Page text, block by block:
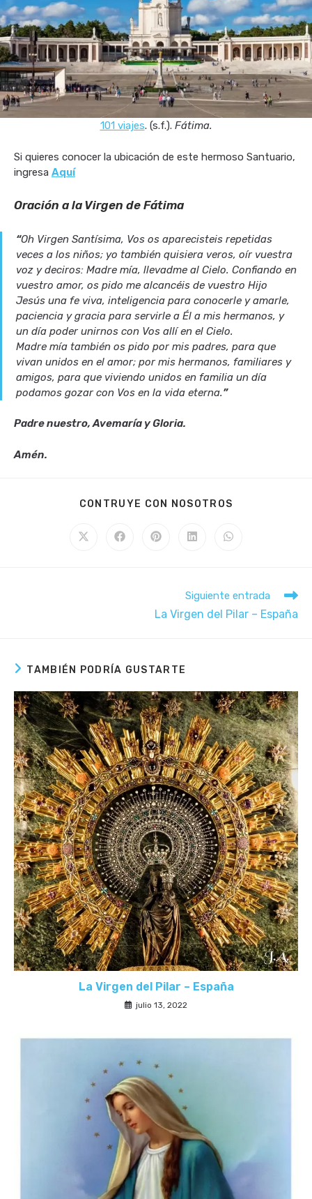
101 viajes. (s.f.). Fátima.
Si quieres conocer la ubicación de este hermoso Santuario,
ingresa Aquí
Oración a la Virgen de Fátima
“Oh Virgen Santísima, Vos os aparecisteis repetidas
veces a los niños; yo también quisiera veros, oír vuestra
voz y deciros: Madre mía, llevadme al Cielo. Confiando en
vuestro amor, os pido me alcancéis de vuestro Hijo
Jesús una fe viva, inteligencia para conocerle y amarle,
paciencia y gracia para servirle a Él a mis hermanos, y
un día poder unirnos con Vos allí en el Cielo.
Madre mía también os pido por mis padres, para que
vivan unidos en el amor; por mis hermanos, familiares y
amigos, para que viviendo unidos en familia un día
podamos gozar con Vos en la vida eterna.”
Padre nuestro, Avemaría y Gloria.
Amén.
CONTRUYE CON NOSOTROS
Opens
Opens
Opens
Opens
Opens
Siguiente entrada
La Virgen del Pilar – España
TAMBIÉN PODRÍA GUSTARTE
La Virgen del Pilar – España
julio 13, 2022